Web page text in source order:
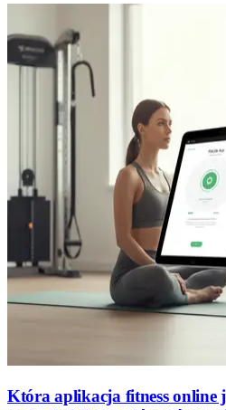
Która aplikacja fitness online